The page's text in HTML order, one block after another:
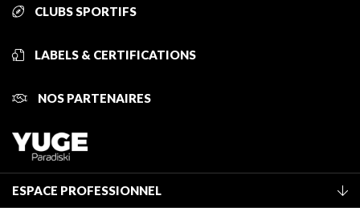
CLUBS SPORTIFS
LABELS & CERTIFICATIONS
NOS PARTENAIRES
ESPACE PROFESSIONNEL